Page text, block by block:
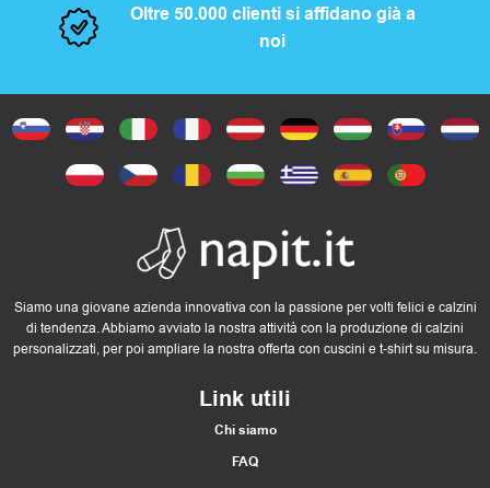
Oltre 50.000 clienti si affidano già a
noi
Siamo una giovane azienda innovativa con la passione per volti felici e calzini
di tendenza. Abbiamo avviato la nostra attività con la produzione di calzini
personalizzati, per poi ampliare la nostra offerta con cuscini e t-shirt su misura.
Link utili
Chi siamo
FAQ